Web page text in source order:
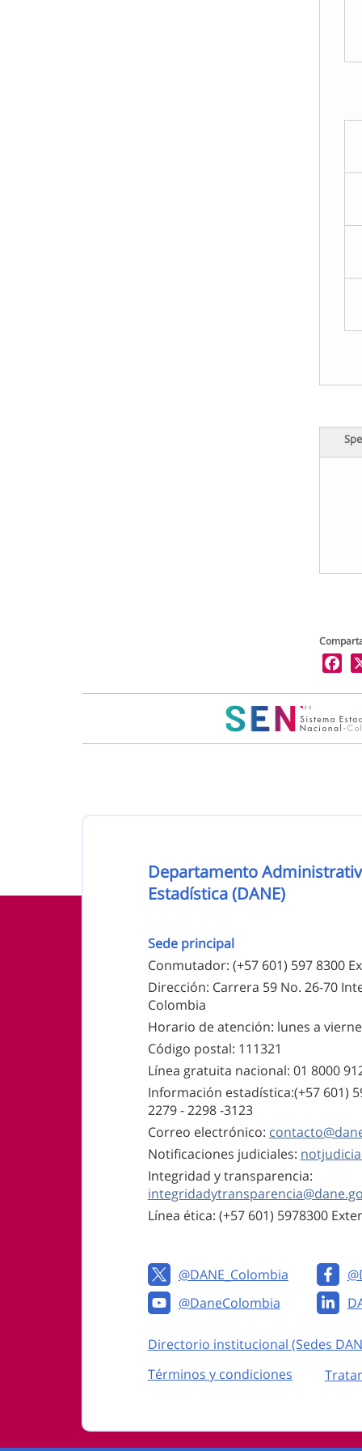
X
Información de pie de página
Nombre de la entidad
Departamento
Estadística (DANE)
Sede principal
Conmutador: (+57 601) 597 8300
Dirección: Carrera 59 No. 26-70
Colombia
Horario de atención: lunes a
Código postal: 111321
Línea gratuita nacional: 01 8000
Información estadística:(+57 601)
2279 - 2298 -3123
Correo electrónico:
Notificaciones judiciales:
Integridad y transparencia:
Línea ética: (+57 601) 5978300
@DANE_Colombia
@DaneColombia
Enlaces institucionales
Directorio institucional (Sedes
Enlaces del sitio
Términos y condiciones